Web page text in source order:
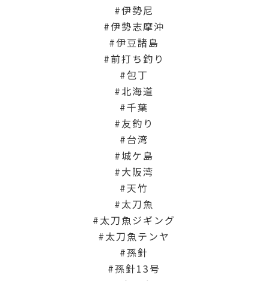
伊勢尼
伊勢志摩沖
伊豆諸島
前打ち釣り
包丁
北海道
千葉
友釣り
台湾
城ケ島
大阪湾
天竹
太刀魚
太刀魚ジギング
太刀魚テンヤ
孫針
孫針13号